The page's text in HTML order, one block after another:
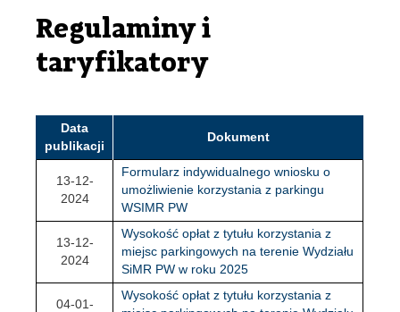
Regulaminy i
taryfikatory
Data
publikacji
Dokument
13-12-
2024
Formularz indywidualnego wniosku o
umożliwienie korzystania z parkingu
WSIMR PW
13-12-
2024
Wysokość opłat z tytułu korzystania z
miejsc parkingowych na terenie Wydziału
SiMR PW w roku 2025
04-01-
Wysokość opłat z tytułu korzystania z